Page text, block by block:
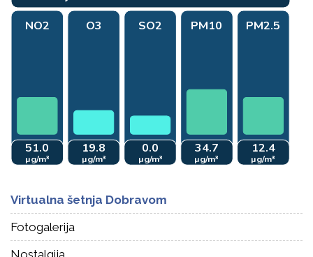
Virtualna šetnja Dobravom
Fotogalerija